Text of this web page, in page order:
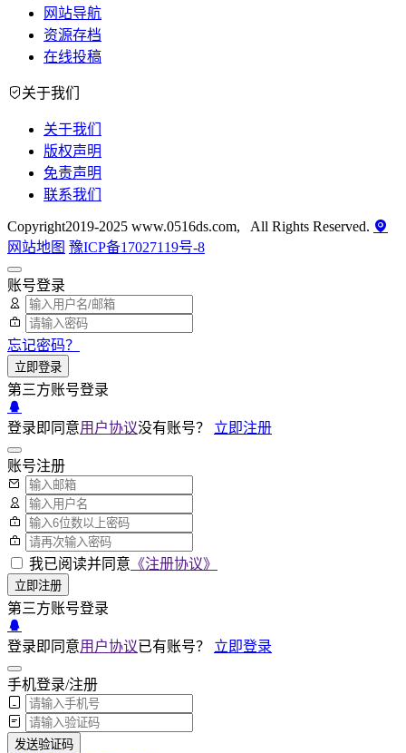
网站导航
资源存档
在线投稿
关于我们
关于我们
版权声明
免责声明
联系我们
Copyright2019-2025 www.0516ds.com, All Rights Reserved.
网站地图 豫ICP备17027119号-8
账号登录
忘记密码？
立即登录
第三方账号登录
登录即同意用户协议没有账号？ 立即注册
账号注册
我已阅读并同意 《注册协议》
立即注册
第三方账号登录
登录即同意用户协议已有账号？ 立即登录
手机登录/注册
发送验证码